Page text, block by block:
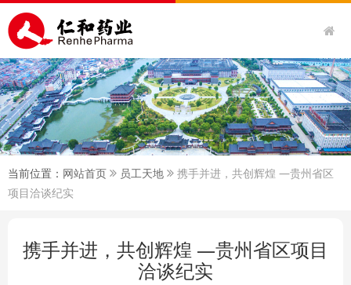
当前位置： 网站首页 员工天地
携手并进，共创辉煌 —贵州省区
项目洽谈纪实
携手并进，共创辉煌 —贵州省区项目
洽谈纪实